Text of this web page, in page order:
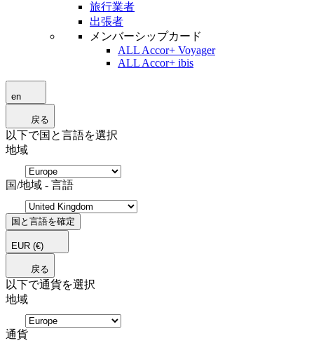
旅行業者
出張者
メンバーシップカード
ALL Accor+ Voyager
ALL Accor+ ibis
en
戻る
以下で国と言語を選択
地域
国/地域 - 言語
国と言語を確定
EUR (€)
戻る
以下で通貨を選択
地域
通貨